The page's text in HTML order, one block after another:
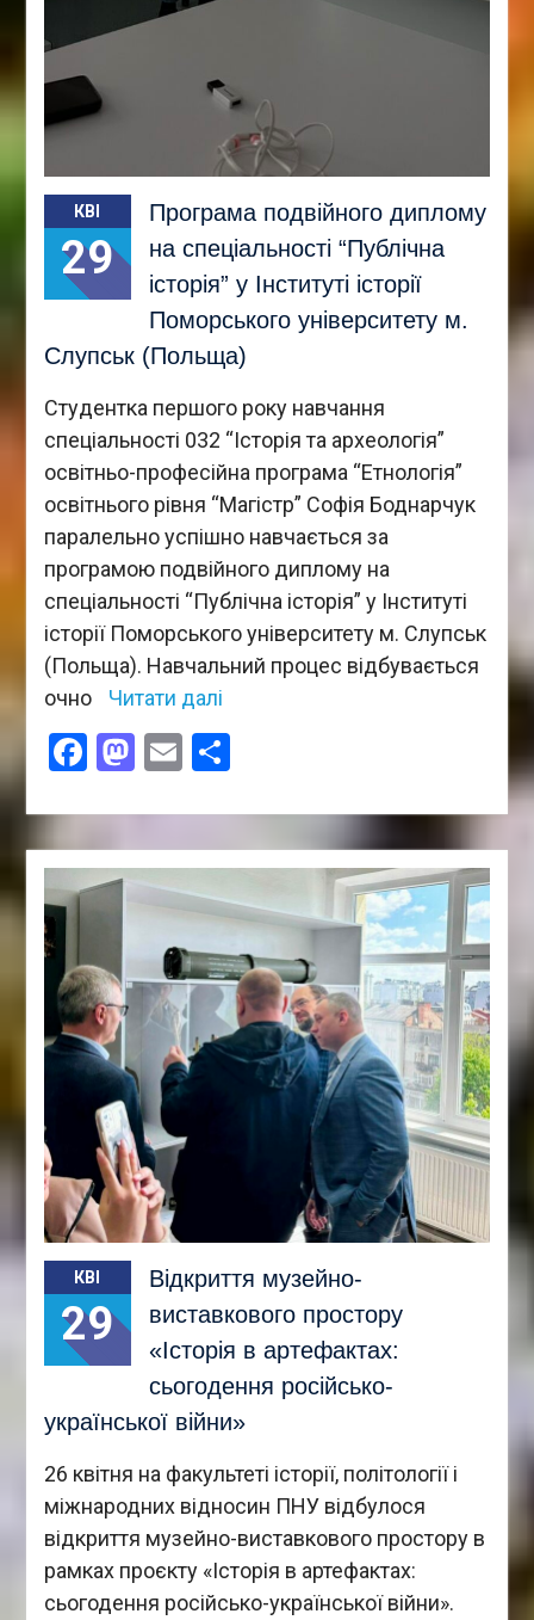
КВІ
29
Програма подвійного диплому
на спеціальності “Публічна
історія” у Інституті історії
Поморського університету м.
Слупськ (Польща)
Студентка першого року навчання
спеціальності 032 “Історія та археологія”
освітньо-професійна програма “Етнологія”
освітнього рівня “Магістр” Софія Боднарчук
паралельно успішно навчається за
програмою подвійного диплому на
спеціальності “Публічна історія” у Інституті
історії Поморського університету м. Слупськ
(Польща). Навчальний процес відбувається
очно
Читати далі
Facebook
Mastodon
EmailПоділитися
КВІ
29
Відкриття музейно-
виставкового простору
«Історія в артефактах:
сьогодення російсько-
української війни»
26 квітня на факультеті історії, політології і
міжнародних відносин ПНУ відбулося
відкриття музейно-виставкового простору в
рамках проєкту «Історія в артефактах:
сьогодення російсько-української війни».